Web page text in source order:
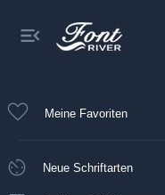
Meine Favoriten
Neue Schriftarten